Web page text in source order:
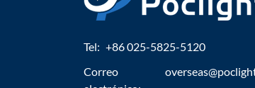
Tel: +86 025-5825-5120
Correo